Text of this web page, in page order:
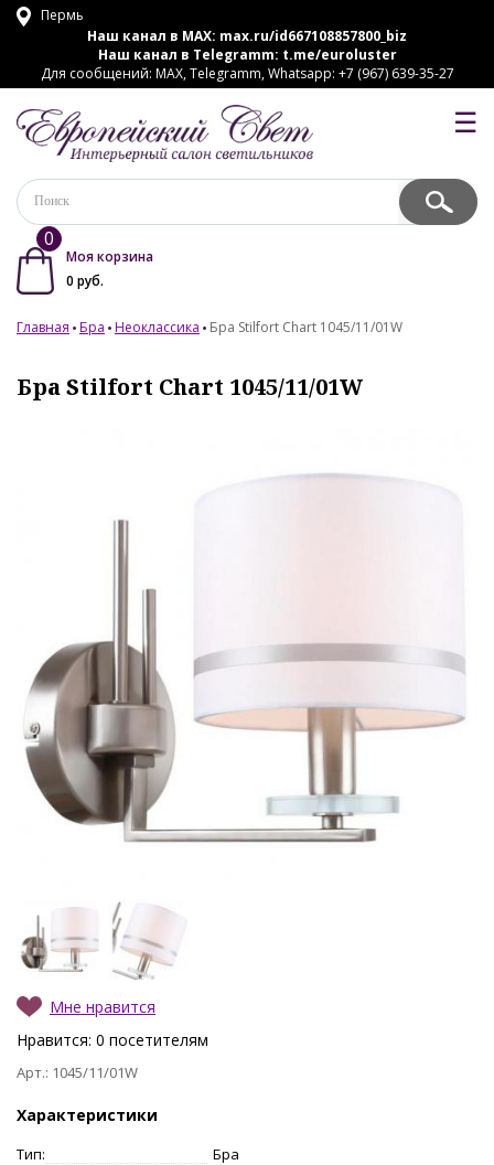
Пермь
Наш канал в MAX: max.ru/id667108857800_biz
Наш канал в Telegramm: t.me/euroluster
Для сообщений: MAX, Telegramm, Whatsapp: +7 (967) 639-35-27
☰
0
Моя корзина
0 руб.
Главная Бра Неоклассика Бра Stilfort Chart 1045/11/01W
Бра Stilfort Chart 1045/11/01W
Мне нравится
Нравится: 0 посетителям
Арт.: 1045/11/01W
Характеристики
Тип:
Бра